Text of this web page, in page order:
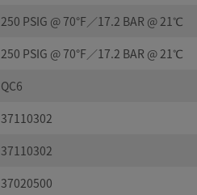
250 PSIG @ 70°F／17.2 BAR @ 21℃
250 PSIG @ 70°F／17.2 BAR @ 21℃
QC6
37110302
37110302
37020500